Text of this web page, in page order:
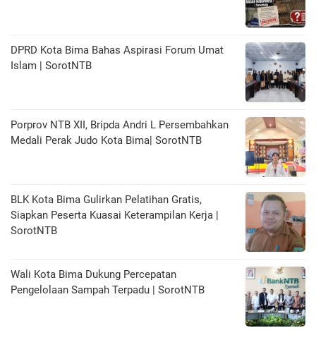
DPRD Kota Bima Bahas Aspirasi Forum Umat
Islam | SorotNTB
Porprov NTB XII, Bripda Andri L Persembahkan
Medali Perak Judo Kota Bima| SorotNTB
BLK Kota Bima Gulirkan Pelatihan Gratis,
Siapkan Peserta Kuasai Keterampilan Kerja |
SorotNTB
Wali Kota Bima Dukung Percepatan
Pengelolaan Sampah Terpadu | SorotNTB